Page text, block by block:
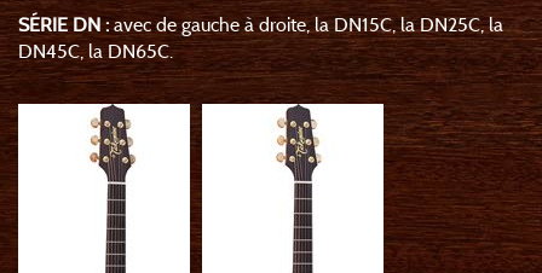
SÉRIE DN : avec de gauche à droite, la DN15C, la DN25C, la
DN45C, la DN65C.